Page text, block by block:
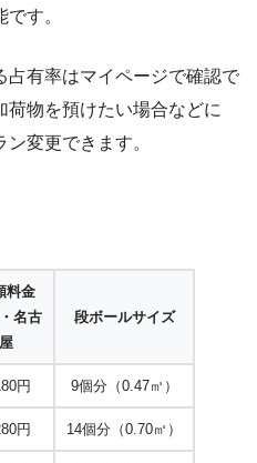
す。
占有率はマイページで確認で
荷物を預けたい場合などに
変更できます。
料金
名古
屋
段ボールサイズ
円 9個分（0.47㎥）
円 14個分（0.70㎥）